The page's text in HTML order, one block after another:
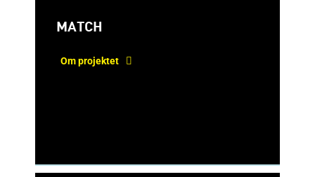
MATCH
Om projektet